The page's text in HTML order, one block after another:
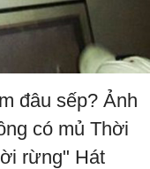
đâu sếp? Ảnh
có mủ Thời
rừng" Hát